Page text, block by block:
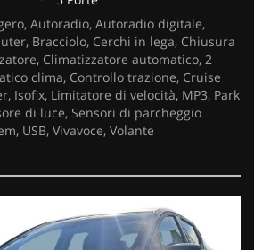
Autoradio, Autoradio digitale,
Bracciolo, Cerchi in lega, Chiusura
Climatizzatore automatico, 2
clima, Controllo trazione, Cruise
Isofix, Limitatore di velocità, MP3, Park
di luce, Sensori di parcheggio
USB, Vivavoce, Volante